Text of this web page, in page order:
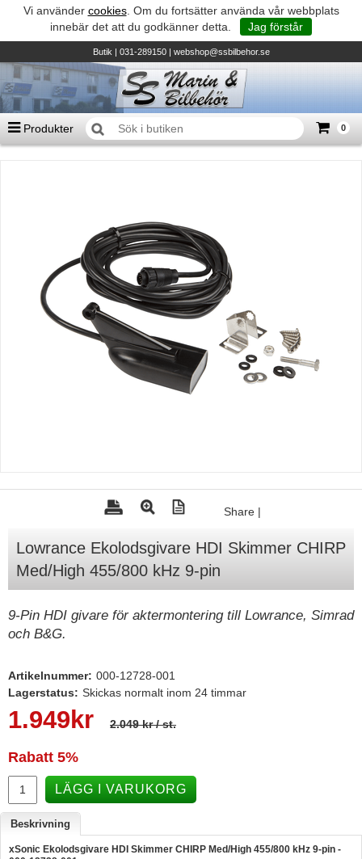
Vi använder cookies. Om du fortsätter använda vår webbplats
innebär det att du godkänner detta.
Jag förstår
Butik| 031-289150 | webshop@ssbilbehor.se
Produkter 0
Suzuki - Utombordare
Suzumar - Gummibåtar
Honda - Utombordare
HonWave - Gummibåtar
Honda - Elverk & Pumpar
Yanmar Servicedelar
Mercury Servicedelar
Garmin
Humminbird
B&G
Båttillbehör
Victron - Batteriladdare
CTEK - Batteriladdare
Webasto - Dieselvärmare
Share |
Lowrance Ekolodsgivare HDI Skimmer CHIRP
Med/High 455/800 kHz 9-pin
9-Pin HDI givare för aktermontering till Lowrance, Simrad
och B&G.
Artikelnummer: 000-12728-001
Lagerstatus: Skickas normalt inom 24 timmar
1.949 kr 2.049 kr/ st.
Rabatt 5%
LÄGG I VARUKORG
Beskrivning
xSonic Ekolodsgivare HDI Skimmer CHIRP Med/High 455/800 kHz 9-pin -